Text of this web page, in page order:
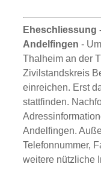
Eheschliessung
Andelfingen-
Thalheim an der
Zivilstandskreis
einreichen. Erst
stattfinden.
Andelfingen.
Telefonnummer,
weitere nützliche